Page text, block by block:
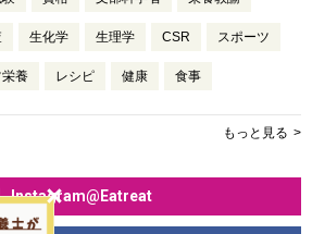
生化学 生理学 CSR スポーツ
養 レシピ 健康 食事
もっと見る
Instagram@Eatreat